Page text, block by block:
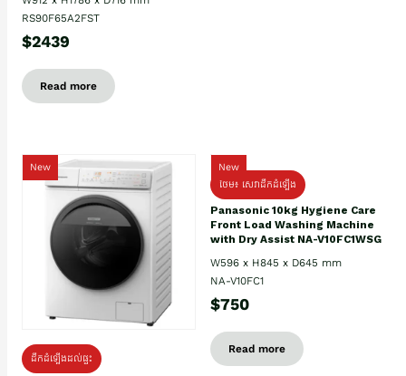
RS90F65A2FST
$2439
Read more
New
ដឹកដំឡើងដល់ផ្ទះ
New
ថែម៖ សេវាដឹកដំឡើង
Panasonic 10kg Hygiene Care
Front Load Washing Machine
with Dry Assist NA-V10FC1WSG
W596 x H845 x D645 mm
NA-V10FC1
$750
Read more